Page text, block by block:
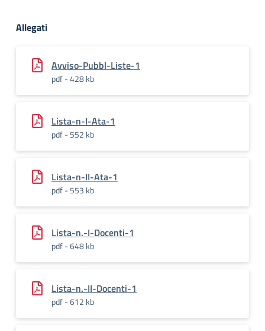
Allegati
Avviso-Pubbl-Liste-1
pdf - 428 kb
Lista-n-I-Ata-1
pdf - 552 kb
Lista-n-II-Ata-1
pdf - 553 kb
Lista-n.-I-Docenti-1
pdf - 648 kb
Lista-n.-II-Docenti-1
pdf - 612 kb